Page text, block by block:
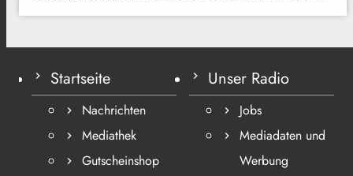
Startseite
Nachrichten
Mediathek
Gutscheinshop
Unser Radio
Jobs
Mediadaten und
Werbung